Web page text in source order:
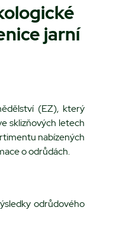
jarní
(EZ), který
sklizňových letech
nabízených
o odrůdách.
odrůdového